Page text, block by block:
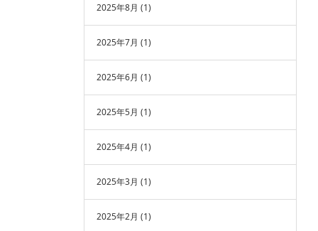
2025年8月 (1)
2025年7月 (1)
2025年6月 (1)
2025年5月 (1)
2025年4月 (1)
2025年3月 (1)
2025年2月 (1)